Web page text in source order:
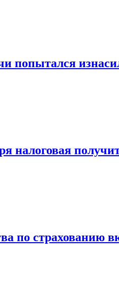
попытался
налоговая
по страхованию